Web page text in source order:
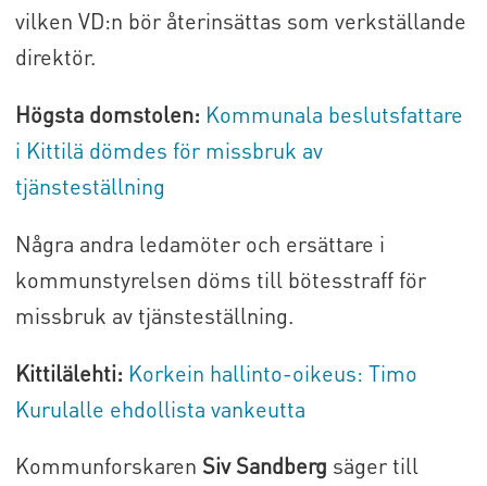
vilken VD:n bör återinsättas som verkställande
direktör.
Högsta domstolen: Kommunala beslutsfattare
i Kittilä dömdes för missbruk av
tjänsteställning
Några andra ledamöter och ersättare i
kommunstyrelsen döms till bötesstraff för
missbruk av tjänsteställning.
Kittilälehti: Korkein hallinto-oikeus: Timo
Kurulalle ehdollista vankeutta
Kommunforskaren Siv Sandberg säger till